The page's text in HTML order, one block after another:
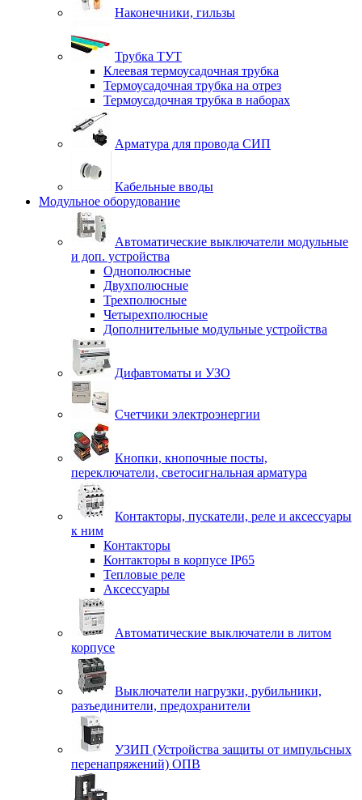
Наконечники, гильзы
Трубка ТУТ
Клеевая термоусадочная трубка
Термоусадочная трубка на отрез
Термоусадочная трубка в наборах
Арматура для провода СИП
Кабельные вводы
Модульное оборудование
Автоматические выключатели модульные
и доп. устройства
Однополюсные
Двухполюсные
Трехполюсные
Четырехполюсные
Дополнительные модульные устройства
Дифавтоматы и УЗО
Счетчики электроэнергии
Кнопки, кнопочные посты,
переключатели, светосигнальная арматура
Контакторы, пускатели, реле и аксессуары
к ним
Контакторы
Контакторы в корпусе IP65
Тепловые реле
Аксессуары
Автоматические выключатели в литом
корпусе
Выключатели нагрузки, рубильники,
разъединители, предохранители
УЗИП (Устройства защиты от импульсных
перенапряжений) ОПВ